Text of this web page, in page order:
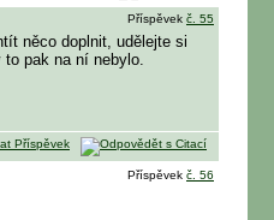
Příspěvek č. 55
něco doplnit, udělejte si
to pak na ní nebylo.
Příspěvek č. 56